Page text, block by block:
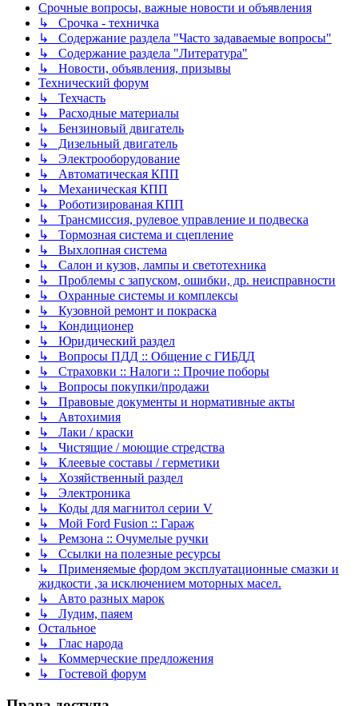
Срочные вопросы, важные новости и объявления
↳ Срочка - техничка
↳ Содержание раздела "Часто задаваемые вопросы"
↳ Содержание раздела "Литература"
↳ Новости, объявления, призывы
Технический форум
↳ Техчасть
↳ Расходные материалы
↳ Бензиновый двигатель
↳ Дизельный двигатель
↳ Электрооборудование
↳ Автоматическая КПП
↳ Механическая КПП
↳ Роботизированая КПП
↳ Трансмиссия, рулевое управление и подвеска
↳ Тормозная система и сцепление
↳ Выхлопная система
↳ Салон и кузов, лампы и светотехника
↳ Проблемы с запуском, ошибки, др. неисправности
↳ Охранные системы и комплексы
↳ Кузовной ремонт и покраска
↳ Кондиционер
↳ Юридический раздел
↳ Вопросы ПДД :: Общение с ГИБДД
↳ Страховки :: Налоги :: Прочие поборы
↳ Вопросы покупки/продажи
↳ Правовые документы и нормативные акты
↳ Автохимия
↳ Лаки / краски
↳ Чистящие / моющие стредства
↳ Клеевые составы / герметики
↳ Хозяйственный раздел
↳ Электроника
↳ Коды для магнитол серии V
↳ Мой Ford Fusion :: Гараж
↳ Ремзона :: Очумелые ручки
↳ Ссылки на полезные ресурсы
↳ Применяемые фордом эксплуатационные смазки и
жидкости ,за исключением моторных масел.
↳ Авто разных марок
↳ Лудим, паяем
Остальное
↳ Глас народа
↳ Коммерческие предложения
↳ Гостевой форум